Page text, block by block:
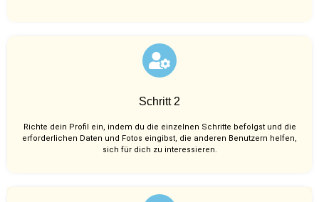
Schritt 2
Richte dein Profil ein, indem du die einzelnen Schritte befolgst und die
erforderlichen Daten und Fotos eingibst, die anderen Benutzern helfen,
sich für dich zu interessieren.